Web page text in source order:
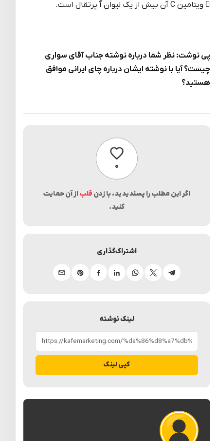
 ویتامین C آن بیش از یک لیوان آّ پرتقال است.
پی نوشت: نظر شما درباره نوشته جناب آقای سواری
چیست؟ آیا با نوشته ایشان درباره چای ایرانی موافق
هستید؟
۰پسندیدن
اگر این مطلب را پسندیدید، با زدن قلباز آن حمایت
کنید.
لینک نوشته
کپی لینک
اشتراک‌گذاری
تلگرامایکسواتساپلینکدینفیسبوکپینترستایمیل